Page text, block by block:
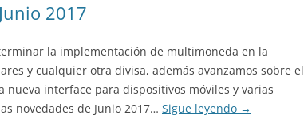
2017
la implementación de multimoneda en la
y cualquier otra divisa, además avanzamos sobre el
interface para dispositivos móviles y varias
novedades de Junio 2017… Sigue leyendo →